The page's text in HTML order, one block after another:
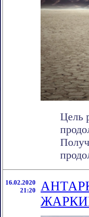
Цель
16.02.2020
21:20